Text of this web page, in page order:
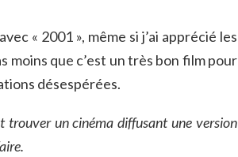
« 2001 », même si j’ai apprécié les
moins que c’est un très bon film pour
désespérées.
trouver un cinéma diffusant une version